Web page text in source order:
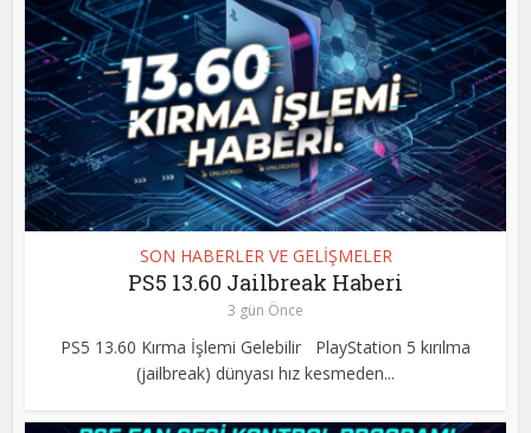
SON HABERLER VE GELİŞMELER
PS5 13.60 Jailbreak Haberi
3 gün Önce
PS5 13.60 Kırma İşlemi Gelebilir PlayStation 5 kırılma
(jailbreak) dünyası hız kesmeden...